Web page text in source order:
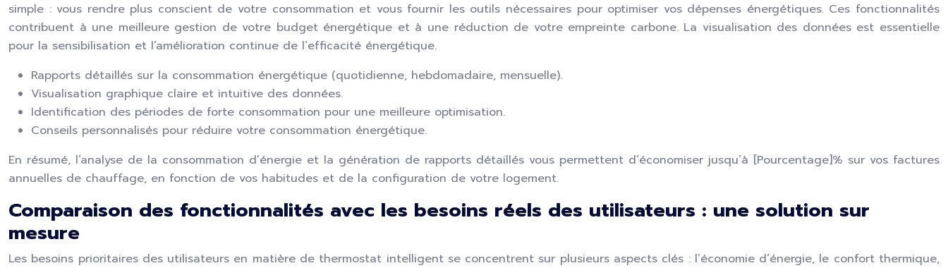
simple : vous rendre plus conscient de votre consommation et vous fournir les outils nécessaires pour optimiser vos dépenses énergétiques. Ces fonctionnalités
contribuent à une meilleure gestion de votre budget énergétique et à une réduction de votre empreinte carbone. La visualisation des données est essentielle
pour la sensibilisation et l’amélioration continue de l’efficacité énergétique.
Rapports détaillés sur la consommation énergétique (quotidienne, hebdomadaire, mensuelle).
Visualisation graphique claire et intuitive des données.
Identification des périodes de forte consommation pour une meilleure optimisation.
Conseils personnalisés pour réduire votre consommation énergétique.
En résumé, l’analyse de la consommation d’énergie et la génération de rapports détaillés vous permettent d’économiser jusqu’à [Pourcentage]% sur vos factures
annuelles de chauffage, en fonction de vos habitudes et de la configuration de votre logement.
Comparaison des fonctionnalités avec les besoins réels des utilisateurs : une solution sur
mesure
Les besoins prioritaires des utilisateurs en matière de thermostat intelligent se concentrent sur plusieurs aspects clés : l’économie d’énergie, le confort thermique,